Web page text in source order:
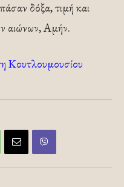
δόξα, τιμή και
αιώνων, Αμήν.
Κουτλουμουσίου